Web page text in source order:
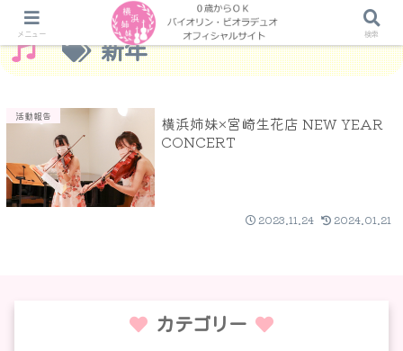
新年
活動報告
横浜姉妹×宮崎生花店 NEW YEAR
CONCERT
2023.11.24 2024.01.21
カテゴリー
メニュー 検索